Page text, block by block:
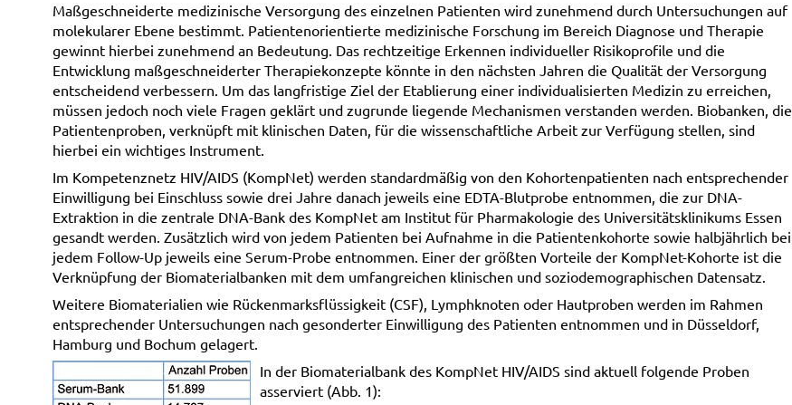
Maßgeschneiderte medizinische Versorgung des einzelnen Patienten wird zunehmend durch Untersuchungen auf
molekularer Ebene bestimmt. Patientenorientierte medizinische Forschung im Bereich Diagnose und Therapie
gewinnt hierbei zunehmend an Bedeutung. Das rechtzeitige Erkennen individueller Risikoprofile und die
Entwicklung maßgeschneiderter Therapiekonzepte könnte in den nächsten Jahren die Qualität der Versorgung
entscheidend verbessern. Um das langfristige Ziel der Etablierung einer individualisierten Medizin zu erreichen,
müssen jedoch noch viele Fragen geklärt und zugrunde liegende Mechanismen verstanden werden. Biobanken, die
Patientenproben, verknüpft mit klinischen Daten, für die wissenschaftliche Arbeit zur Verfügung stellen, sind
hierbei ein wichtiges Instrument.
Im Kompetenznetz HIV/AIDS (KompNet) werden standardmäßig von den Kohortenpatienten nach entsprechender
Einwilligung bei Einschluss sowie drei Jahre danach jeweils eine EDTA-Blutprobe entnommen, die zur DNA-
Extraktion in die zentrale DNA-Bank des KompNet am Institut für Pharmakologie des Universitätsklinikums Essen
gesandt werden. Zusätzlich wird von jedem Patienten bei Aufnahme in die Patientenkohorte sowie halbjährlich bei
jedem Follow-Up jeweils eine Serum-Probe entnommen. Einer der größten Vorteile der KompNet-Kohorte ist die
Verknüpfung der Biomaterialbanken mit dem umfangreichen klinischen und soziodemographischen Datensatz.
Weitere Biomaterialien wie Rückenmarksflüssigkeit (CSF), Lymphknoten oder Hautproben werden im Rahmen
entsprechender Untersuchungen nach gesonderter Einwilligung des Patienten entnommen und in Düsseldorf,
Hamburg und Bochum gelagert.
In der Biomaterialbank des KompNet HIV/AIDS sind aktuell folgende Proben
asserviert (Abb. 1):